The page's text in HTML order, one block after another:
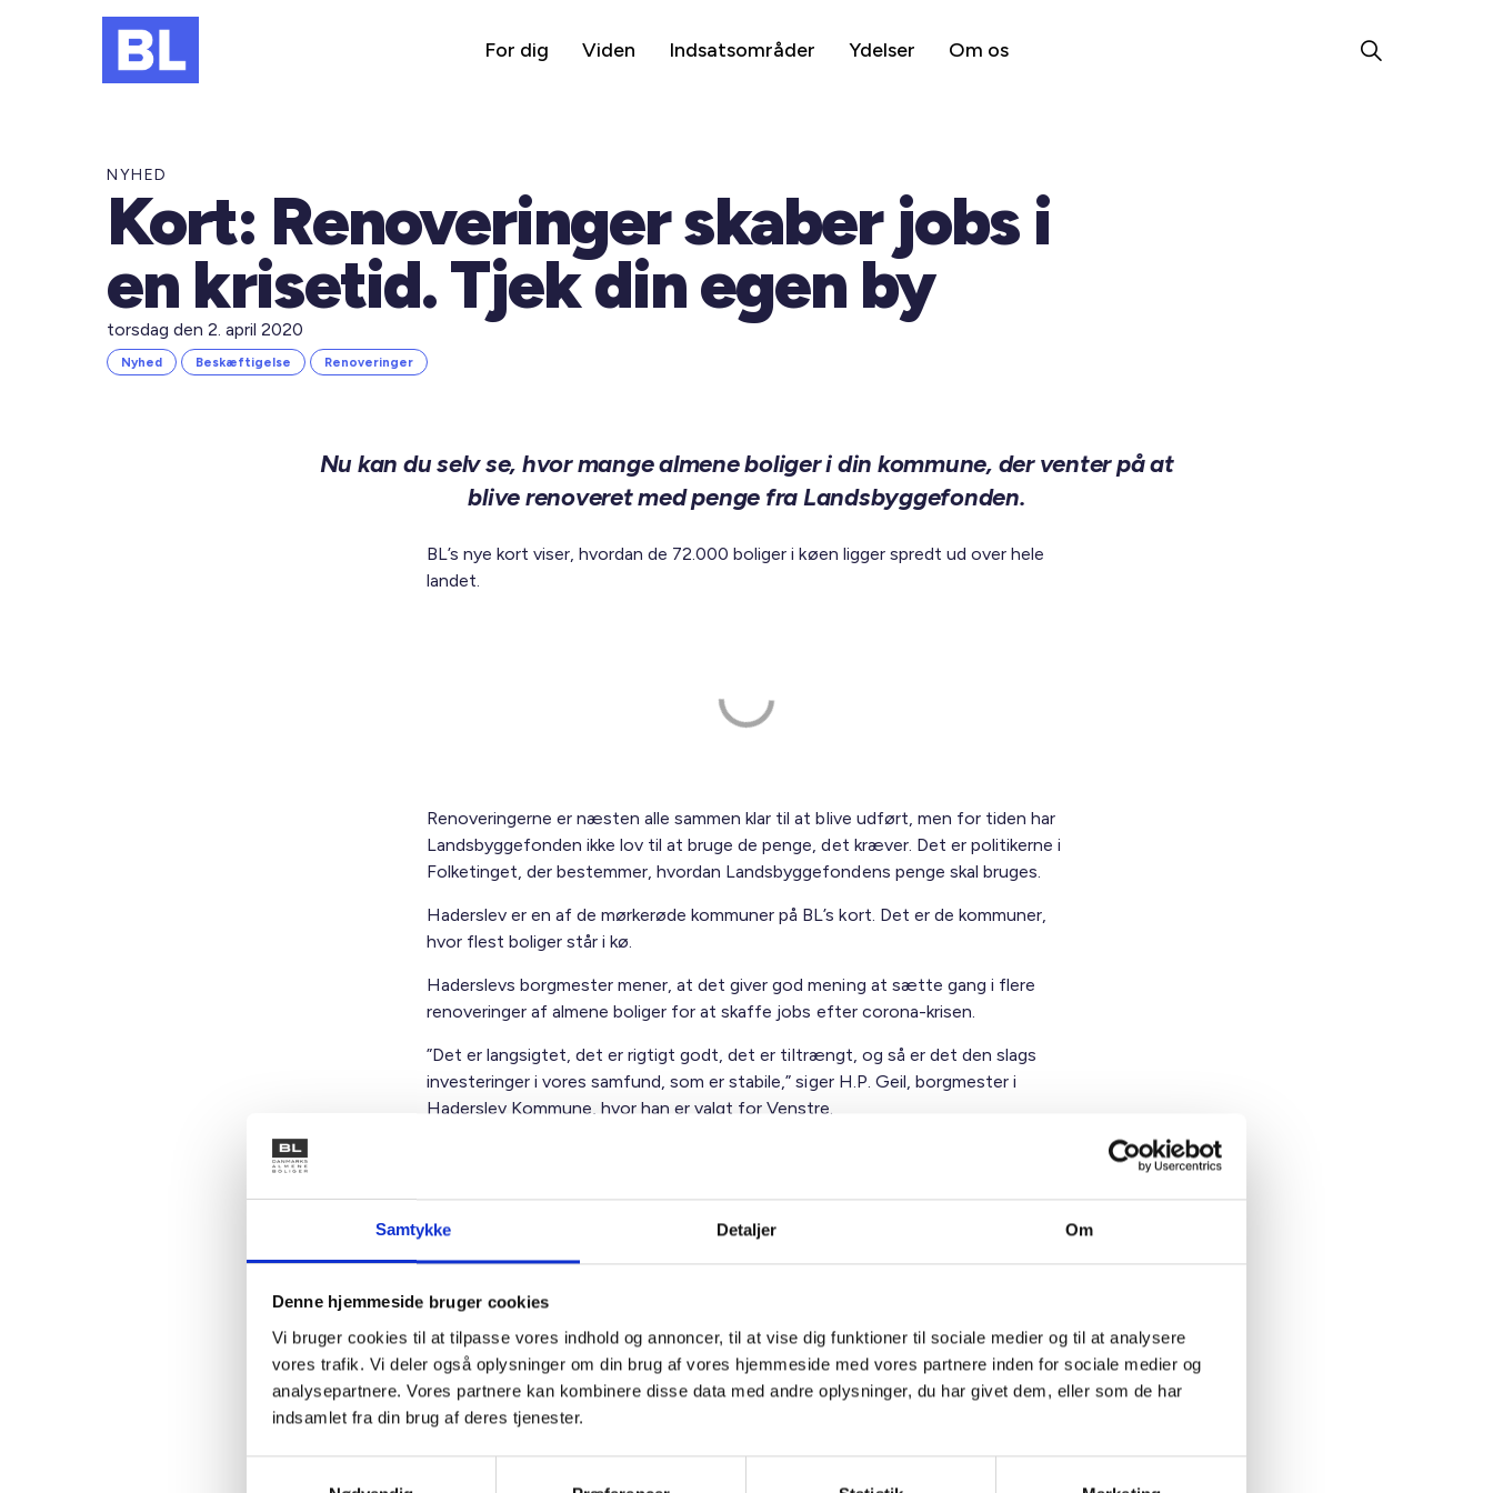
Samtykke Detaljer Om
Denne hjemmeside bruger cookies
Vi bruger cookies til at tilpasse vores indhold og annoncer, til at vise dig funktioner til sociale medier og til at analysere
vores trafik. Vi deler også oplysninger om din brug af vores hjemmeside med vores partnere inden for sociale medier og
analysepartnere. Vores partnere kan kombinere disse data med andre oplysninger, du har givet dem, eller som de har
indsamlet fra din brug af deres tjenester.
For dig Viden Indsatsområder Ydelser Om os
NYHED
Kort: Renoveringer skaber jobs i
en krisetid. Tjek din egen by
torsdag den 2. april 2020
Nyhed Beskæftigelse Renoveringer
Nu kan du selv se, hvor mange almene boliger i din kommune, der venter på at
blive renoveret med penge fra Landsbyggefonden.
BL’s nye kort viser, hvordan de 72.000 boliger i køen ligger spredt ud over hele
landet.
Renoveringerne er næsten alle sammen klar til at blive udført, men for tiden har
Landsbyggefonden ikke lov til at bruge de penge, det kræver. Det er politikerne i
Folketinget, der bestemmer, hvordan Landsbyggefondens penge skal bruges.
Haderslev er en af de mørkerøde kommuner på BL’s kort. Det er de kommuner,
hvor flest boliger står i kø.
Haderslevs borgmester mener, at det giver god mening at sætte gang i flere
renoveringer af almene boliger for at skaffe jobs efter corona-krisen.
”Det er langsigtet, det er rigtigt godt, det er tiltrængt, og så er det den slags
investeringer i vores samfund, som er stabile,” siger H.P. Geil, borgmester i
Haderslev Kommune, hvor han er valgt for Venstre.
Kommunen har over 1.000 almene boliger, der venter på at blive renoveret. Det
beskæftigelsen, og derfor er det interessant,” siger H.P. Geil.
Han frygter, at man endnu ikke har set, hvor mange der vil miste deres arbejde
som følge af corona-krisen.
”Jeg kan kun tilslutte mig, at man fra regeringens side kigger på alle de
muligheder, der ikke er udtømt, hvor der er nogle midler, og hvor man ikke skal ud